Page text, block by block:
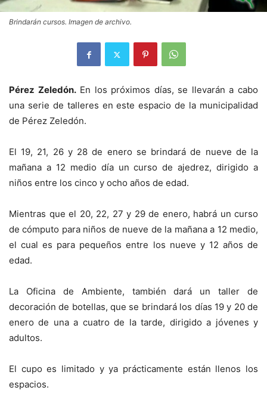
Brindarán cursos. Imagen de archivo.
Pérez Zeledón.En los próximos días, se llevarán a cabo
una serie de talleres en este espacio de la municipalidad
de Pérez Zeledón.
El 19, 21, 26 y 28 de enero se brindará de nueve de la
mañana a 12 medio día un curso de ajedrez, dirigido a
niños entre los cinco y ocho años de edad.
Mientras que el 20, 22, 27 y 29 de enero, habrá un curso
de cómputo para niños de nueve de la mañana a 12 medio,
el cual es para pequeños entre los nueve y 12 años de
edad.
La Oficina de Ambiente, también dará un taller de
decoración de botellas, que se brindará los días 19 y 20 de
enero de una a cuatro de la tarde, dirigido a jóvenes y
adultos.
El cupo es limitado y ya prácticamente están llenos los
espacios.